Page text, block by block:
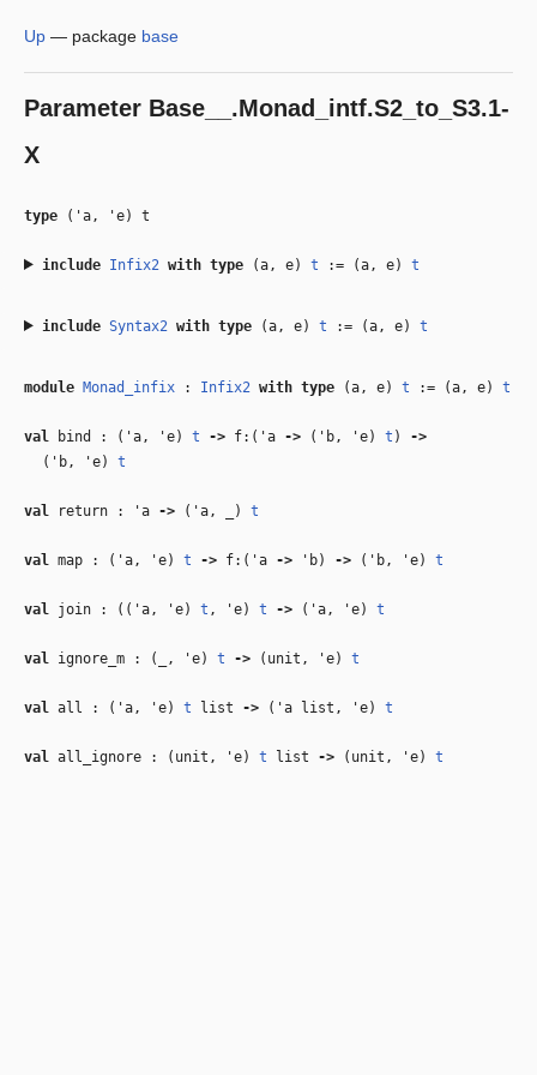
Up — package base
Parameter Base__.Monad_intf.S2_to_S3.1-
X
type ('a, 'e) t
include Infix2with type (a, e) t := (a, e) t
include Syntax2with type (a, e) t := (a, e) t
module Monad_infix : Infix2 with type (a, e) t := (a, e) t
val bind : ( 'a, 'e) t ‑> f:( 'a ‑> ( 'b, 'e) t ) ‑>
( 'b, 'e) t
val return : 'a ‑> ( 'a, ) t
val map : ( 'a, 'e) t ‑> f:( 'a ‑> 'b) ‑> ( 'b, 'e) t
val join : (( 'a, 'e) t , 'e) t ‑> ( 'a, 'e) t
val ignore_m : ( , 'e) t ‑> (unit, 'e) t
val all : ( 'a, 'e) t list ‑> ( 'a list, 'e) t
val all_ignore : (unit, 'e) t list ‑> (unit, 'e) t